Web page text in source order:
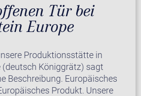
Tür bei
Europe
Produktionsstätte in
(deutsch Königgrätz) sagt
Beschreibung. Europäisches
Produkt. Unsere